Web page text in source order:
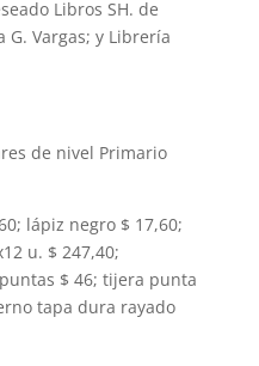
Libros SH. de
G. Vargas; y Librería
de nivel Primario
lápiz negro $ 17,60;
u. $ 247,40;
$ 46; tijera punta
tapa dura rayado